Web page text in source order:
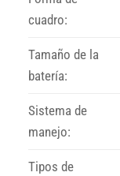
cuadro:
Tamaño de la
batería:
Sistema de
manejo:
Tipos de